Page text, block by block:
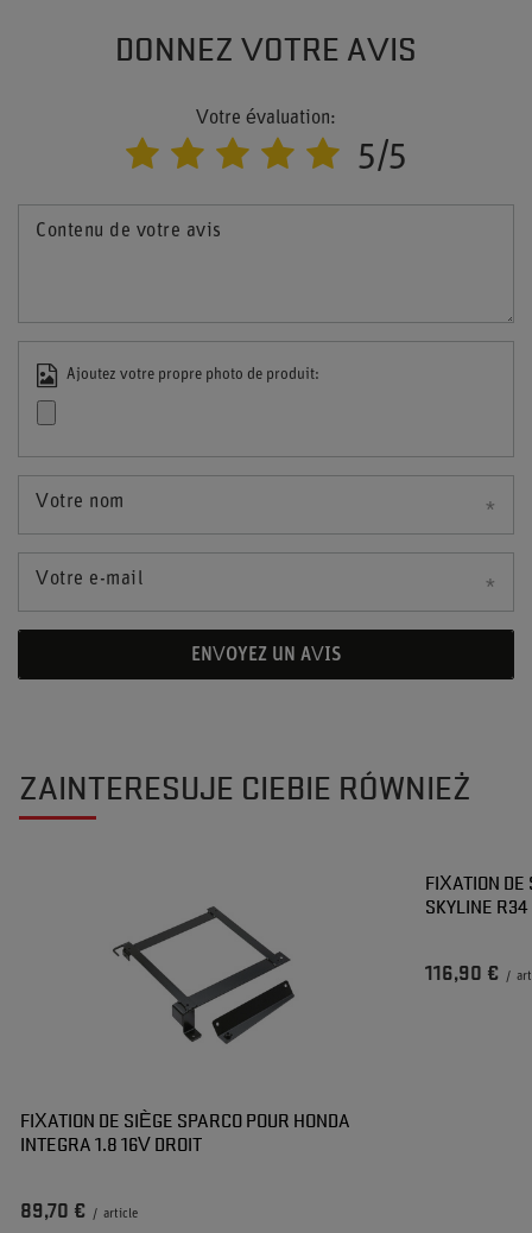
DONNEZ VOTRE AVIS
Votre évaluation:
5/5
Contenu de votre avis
Ajoutez votre propre photo de produit:
Votre nom
Votre e-mail
ENVOYEZ UN AVIS
ZAINTERESUJE CIEBIE RÓWNIEŻ
FIXATION DE SIÈGE SPARCO POUR HONDA
INTEGRA 1.8 16V DROIT
89,70 € / article
FIXATION DE
SKYLINE R34
116,90 € /